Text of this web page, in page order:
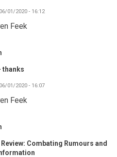
01/2020 - 16:12
Feek
thanks
01/2020 - 16:07
Feek
Combating Rumours and